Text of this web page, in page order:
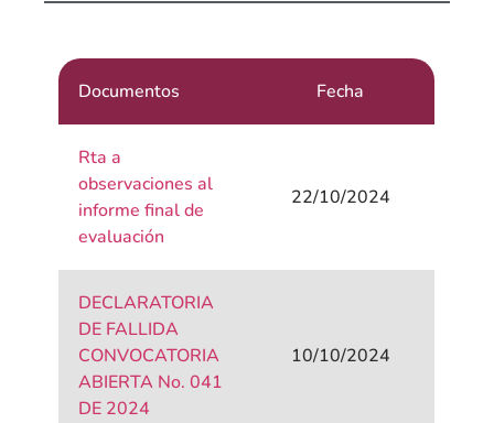
Documentos Fecha
Rta a
observaciones al
informe final de
evaluación
22/10/2024
DECLARATORIA
DE FALLIDA
CONVOCATORIA
ABIERTA No. 041
DE 2024
10/10/2024